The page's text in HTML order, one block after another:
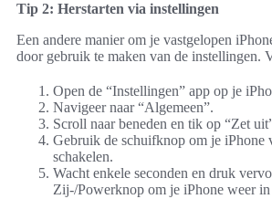
Tip 2: Herstarten via instellingen
Een andere manier om je vastgelopen
door gebruik te maken van de instellingen.
Open de “Instellingen” app op je
Navigeer naar “Algemeen”.
Scroll naar beneden en tik op “Zet
Gebruik de schuifknop om je iPhone
schakelen.
Wacht enkele seconden en druk
Zij-/Powerknop om je iPhone weer in